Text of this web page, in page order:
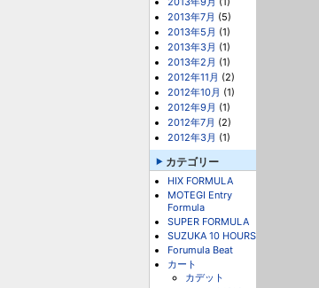
2013年7月 (5)
2013年5月 (1)
2013年3月 (1)
2013年2月 (1)
2012年11月 (2)
2012年10月 (1)
2012年9月 (1)
2012年7月 (2)
2012年3月 (1)
カテゴリー
HIX FORMULA
MOTEGI Entry
Formula
SUPER FORMULA
SUZUKA 10 HOURS
Forumula Beat
カート
カデット